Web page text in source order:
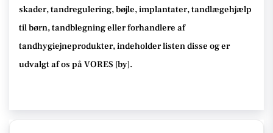
skader, tandregulering, bøjle, implantater, tandlægehjælp
til børn, tandblegning eller forhandlere af
tandhygiejneprodukter, indeholder listen disse og er
udvalgt af os på VORES [by].